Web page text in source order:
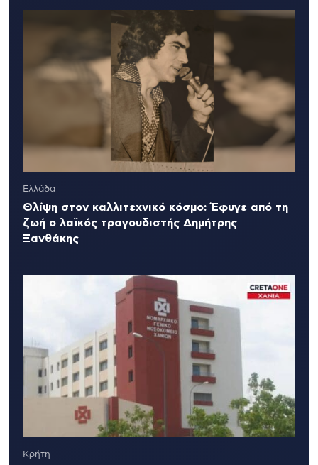
Ελλάδα
Θλίψη στον καλλιτεχνικό κόσμο: Έφυγε από τη
ζωή ο λαϊκός τραγουδιστής Δημήτρης
Ξανθάκης
Κρήτη